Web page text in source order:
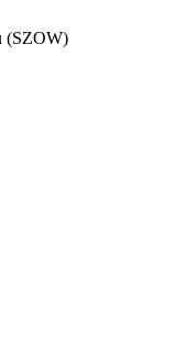
(SZOW)